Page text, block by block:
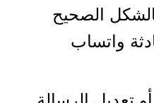
الصحيح
واتساب